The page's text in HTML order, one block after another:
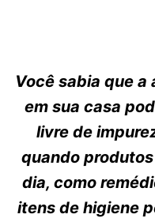
Você sabia que a
em sua casa
livre de
quando
dia, como
itens de higiene